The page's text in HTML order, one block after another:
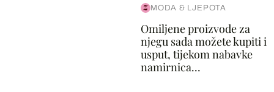
MODA & LJEPOTA
Omiljene proizvode za
njegu sada možete kupiti i
usput, tijekom nabavke
namirnica...